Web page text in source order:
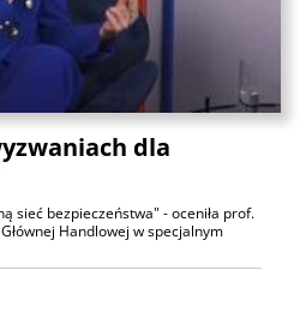
dla
sieć bezpieczeństwa" - oceniła prof.
Handlowej w specjalnym